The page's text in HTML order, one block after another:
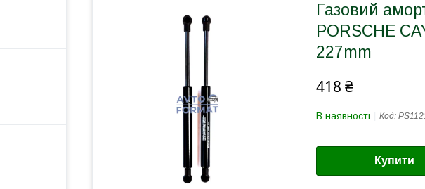
Газовий
PORSCHE
227mm
418 ₴
В наявності Код:
Купити